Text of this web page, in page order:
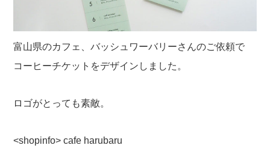
富山県のカフェ、バッシュワーバリーさんのご依頼で
コーヒーチケットをデザインしました。
ロゴがとっても素敵。
<shopinfo> cafe harubaru